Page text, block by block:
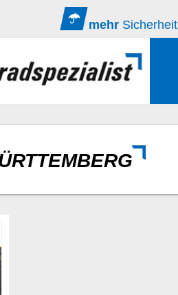
mehrSicherheit